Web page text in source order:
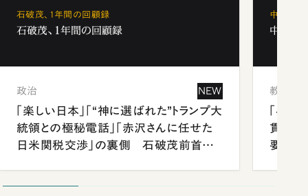
石破茂、1年間の回顧録
石破茂、1年間の回顧録
政治 NEW
「楽しい日本」「“神に選ばれた”トランプ大
統領との極秘電話」「赤沢さんに任せた
日米関税交渉」の裏側 石破茂前首相
中学受験
中学受
教育
「早
貫校へ
要だっ